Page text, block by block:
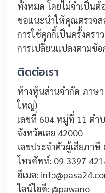
ทั้งหมด โดยไม่จำเป็น
ขอแนะนำให้คุณตรวจ
การใช้คุกกี้เป็นครั้งครา
การเปลี่ยนแปลงตามข้
ติดต่อเรา
ห้างหุ้นส่วนจำกัด ภาษ
ใหญ่)
เลขที่ 604 หมู่ที่ 11 ตำบ
จังหวัดเลย 42000
เลขประจำตัวผู้เสียภาษี
โทรศัพท์: 09 3397
อีเมล:
ไลน์ไอดี: @pawano